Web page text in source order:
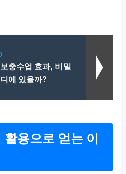
충수업 효과, 비밀
에 있을까?
용으로 얻는 이